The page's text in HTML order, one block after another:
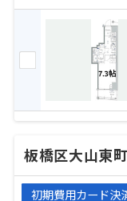
板橋区大山東
初期費用カード決